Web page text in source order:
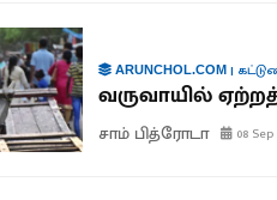
ARUNCHOL.COM|
வருவாயில்
சாம் பித்ரோடா 08 Sep